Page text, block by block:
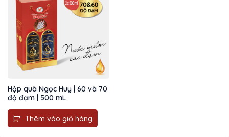
Hộp quà Ngọc Huy | 60 và 70
độ đạm | 500 mL
Thêm vào giỏ hàng